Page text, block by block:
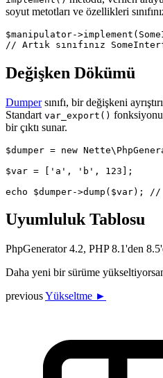
soyut metotları ve özellikleri
$manipulator-
Değişken Dökümü
Dumpersınıfı, bir değişkeni
Standart var_export()
bir çıktı sunar.
$dumper = new
$var = ['a', 'b', 123];
Uyumluluk Tablosu
PhpGenerator 4.2, PHP 8.1'den
Daha yeni bir sürüme
previousYükseltme ►